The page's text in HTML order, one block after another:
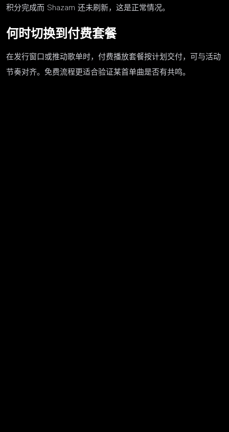
积分完成而 Shazam 还未刷新，这是正常情况。
何时切换到付费套餐
在发行窗口或推动歌单时，付费播放套餐按计划交付，可与活动
节奏对齐。免费流程更适合验证某首单曲是否有共鸣。